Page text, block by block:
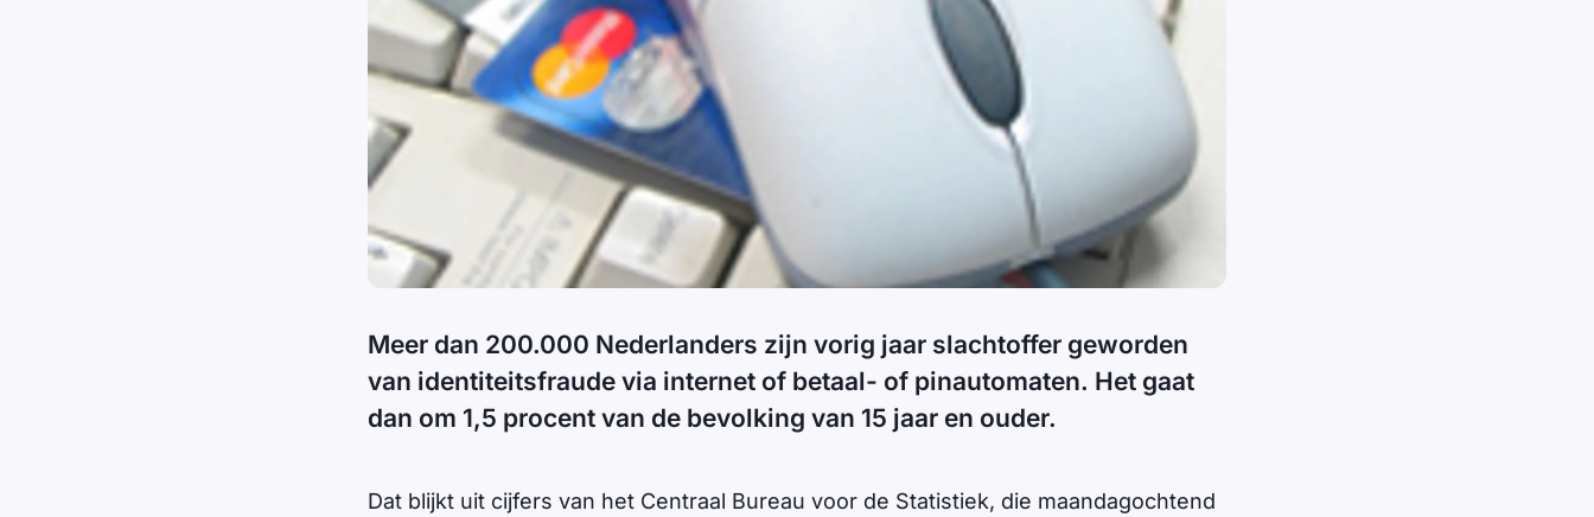
Meer dan 200.000 Nederlanders zijn vorig jaar slachtoffer geworden
van identiteitsfraude via internet of betaal- of pinautomaten. Het gaat
dan om 1,5 procent van de bevolking van 15 jaar en ouder.
Dat blijkt uit cijfers van het Centraal Bureau voor de Statistiek, die maandagochtend